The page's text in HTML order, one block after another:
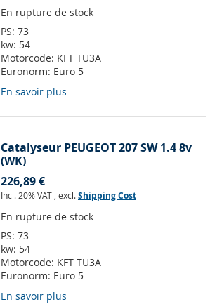
En rupture de stock
PS: 73
kw: 54
Motorcode: KFT TU3A
Euronorm: Euro 5
En savoir plus
Catalyseur PEUGEOT 207 SW 1.4 8v
(WK)
226,89 €
Incl. 20% VAT , excl.Shipping Cost
En rupture de stock
PS: 73
kw: 54
Motorcode: KFT TU3A
Euronorm: Euro 5
En savoir plus